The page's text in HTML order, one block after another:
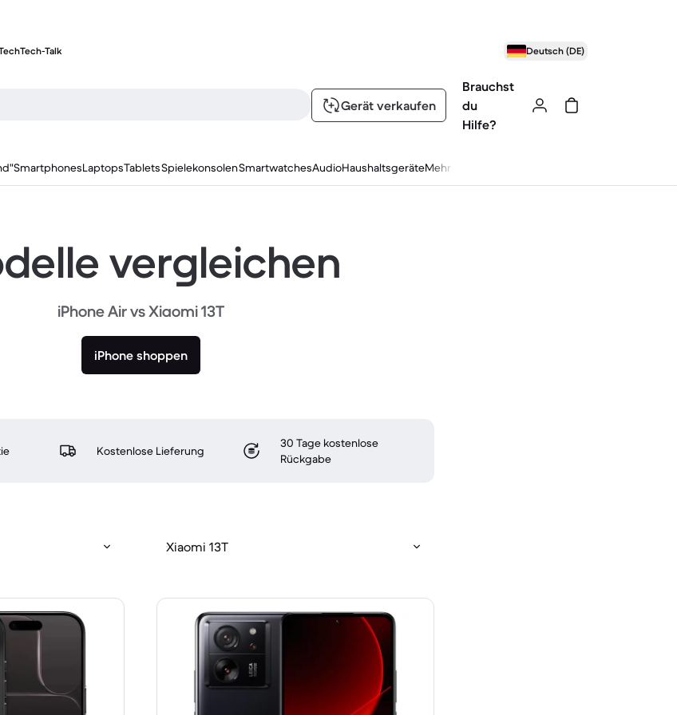
Tech-Talk Deutsch (DE)
Gerät verkaufen
Brauchst
du
Hilfe?
SmartphonesLaptopsTabletsSpielekonsolenSmartwatchesAudioHaushaltsgeräteMehr
vergleichen
iPhone Air vs Xiaomi 13T
iPhone shoppen
Kostenlose Lieferung
30 Tage kostenlose
Rückgabe
Xiaomi 13T